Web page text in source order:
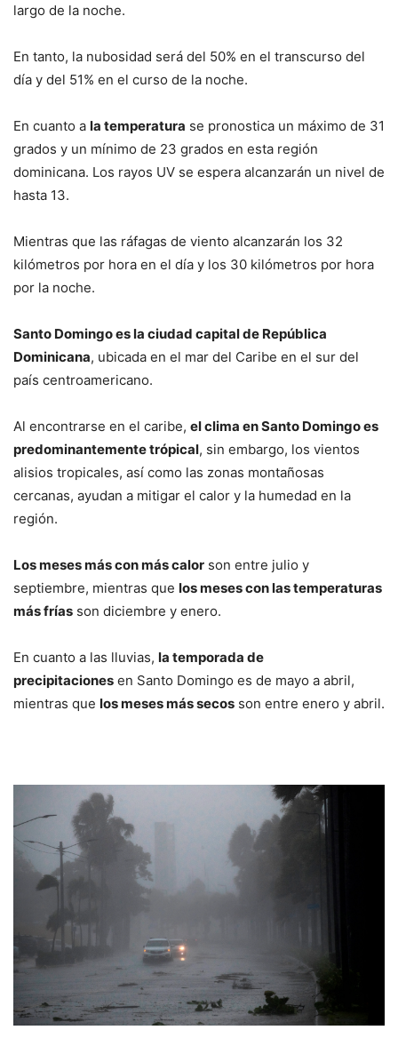
largo de la noche.
En tanto, la nubosidad será del 50% en el transcurso del
día y del 51% en el curso de la noche.
En cuanto a la temperatura se pronostica un máximo de 31
grados y un mínimo de 23 grados en esta región
dominicana. Los rayos UV se espera alcanzarán un nivel de
hasta 13.
Mientras que las ráfagas de viento alcanzarán los 32
kilómetros por hora en el día y los 30 kilómetros por hora
por la noche.
Santo Domingo es la ciudad capital de República
Dominicana, ubicada en el mar del Caribe en el sur del
país centroamericano.
Al encontrarse en el caribe, el clima en Santo Domingo es
predominantemente trópical, sin embargo, los vientos
alisios tropicales, así como las zonas montañosas
cercanas, ayudan a mitigar el calor y la humedad en la
región.
Los meses más con más calor son entre julio y
septiembre, mientras que los meses con las temperaturas
más frías son diciembre y enero.
En cuanto a las lluvias, la temporada de
precipitaciones en Santo Domingo es de mayo a abril,
mientras que los meses más secos son entre enero y abril.